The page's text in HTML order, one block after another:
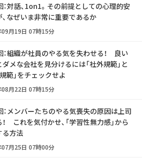
：対話、1on1。その前提としての心理的安
なぜいま非常に重要であるか
09月19日 07時15分
：組織が社員のやる気を失わせる！ 良い
メな会社を見分けるには「社外規範」と
範」をチェックせよ
08月22日 07時15分
：メンバーたちのやる気喪失の原因は上司
これを気付かせ、「学習性無力感」から
る方法
07月25日 07時00分